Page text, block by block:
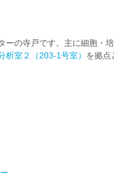
ーの寺戸です。主に細胞・
析室２（203-1号室） を拠点